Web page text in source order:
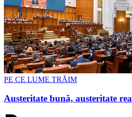
PE CE LUME TRĂIM
Austeritate bună, austeritate rea